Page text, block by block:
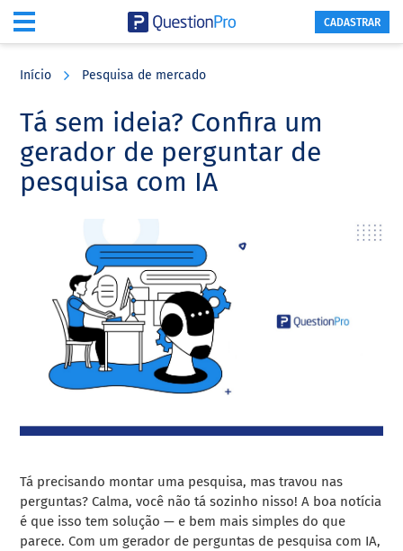
content
sidebar
CADASTRAR
Início Pesquisa de mercado
Tá sem ideia? Confira um
gerador de perguntar de
pesquisa com IA
Tá precisando montar uma pesquisa, mas travou nas
perguntas? Calma, você não tá sozinho nisso! A boa notícia
é que isso tem solução — e bem mais simples do que
parece. Com um gerador de perguntas de pesquisa com IA,